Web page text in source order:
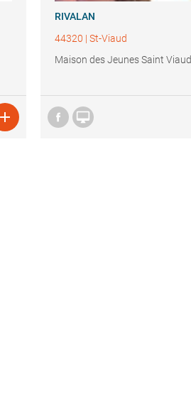

RIVALAN
44320 |St-Viaud
Maison des Jeunes Saint Viaud
